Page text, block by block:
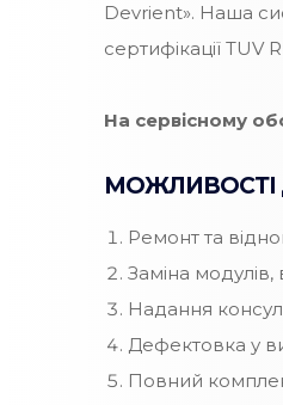
Devrient». Наша
сертифікації TUV
На сервісному
МОЖЛИВОСТІ
Ремонт та
Заміна
Надання
Дефектовка у
Повний